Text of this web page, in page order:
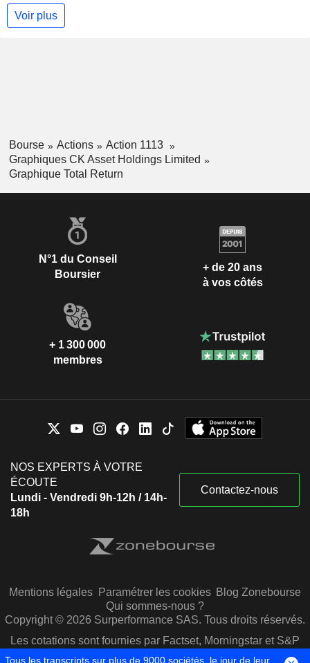
Voir plus
Bourse Actions
Action 1113
Graphiques CK Asset Holdings Limited
Graphique Total Return
N°1 du Conseil
Boursier
+ de 20 ans
à vos côtés
+ 1 300 000
membres
NOS EXPERTS À VOTRE
ÉCOUTE
Lundi - Vendredi 9h-12h / 14h-
18h
Contactez-nous
Mentions légales Paramétrer les cookies Blog Zonebourse
Qui sommes-nous ?
Copyright © 2026 Surperformance SAS. Tous droits réservés.
Les cotations sont fournies par Factset, Morningstar et S&P
Capital IQ
Tous les transcripts sur plus de 9000 sociétés, le jour de leur